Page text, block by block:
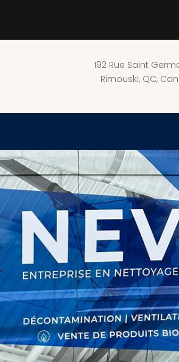
192 Rue Saint
Rimouski, QC,